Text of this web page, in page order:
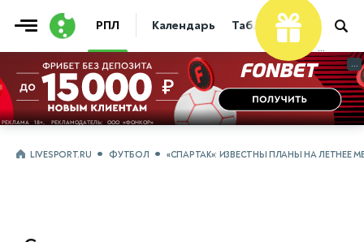
РПЛ Календарь Таблица Прогнозы
...
...
LIVESPORT.RU ФУТБОЛ «СПАРТАК»: ИЗВЕСТНЫ ПЛАНЫ НА ЛЕТНЕЕ